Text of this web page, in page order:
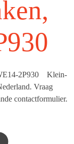
2P930 Klein-
Vraag
contactformulier.